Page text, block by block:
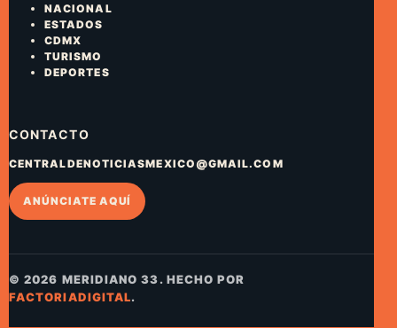
NACIONAL
ESTADOS
CDMX
TURISMO
DEPORTES
CONTACTO
CENTRALDENOTICIASMEXICO@GMAIL.COM
ANÚNCIATE AQUÍ
© 2026 MERIDIANO 33. HECHO POR
FACTORIADIGITAL.